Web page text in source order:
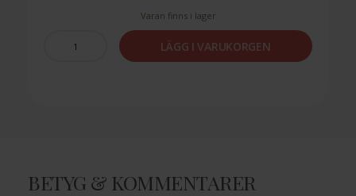
Varan finns i lager
LÄGG I VARUKORGEN
BETYG & KOMMENTARER